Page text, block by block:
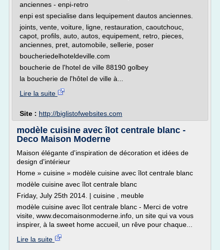
anciennes - enpi-retro
enpi est specialise dans lequipement dautos anciennes.
joints, vente, voiture, ligne, restauration, caoutchouc,
capot, profils, auto, autos, equipement, retro, pieces,
anciennes, pret, automobile, sellerie, poser
boucheriedelhoteldeville.com
boucherie de l'hotel de ville 88190 golbey
la boucherie de l'hôtel de ville à...
Lire la suite
Site : http://biglistofwebsites.com
modèle cuisine avec îlot centrale blanc -
Deco Maison Moderne
Maison élégante d'inspiration de décoration et idées de
design d'intérieur
Home » cuisine » modèle cuisine avec îlot centrale blanc
modèle cuisine avec îlot centrale blanc
Friday, July 25th 2014. | cuisine , meuble
modèle cuisine avec îlot centrale blanc - Merci de votre
visite, www.decomaisonmoderne.info, un site qui va vous
inspirer, à la sweet home accueil, un rêve pour chaque...
Lire la suite